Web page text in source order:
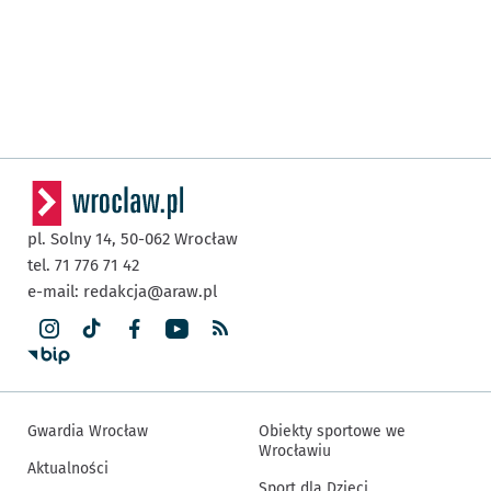
pl. Solny 14, 50-062 Wrocław
tel. 71 776 71 42
e-mail: redakcja@araw.pl
Gwardia Wrocław
Aktualności
Obiekty sportowe we
Wrocławiu